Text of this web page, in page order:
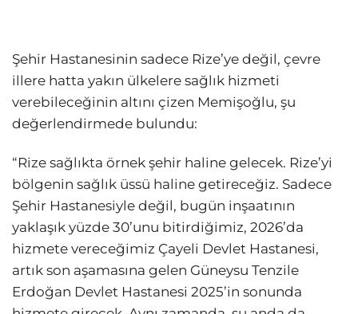
Şehir Hastanesinin sadece Rize’ye değil, çevre
illere hatta yakın ülkelere sağlık hizmeti
verebileceğinin altını çizen Memişoğlu, şu
değerlendirmede bulundu:
“Rize sağlıkta örnek şehir haline gelecek. Rize’yi
bölgenin sağlık üssü haline getireceğiz. Sadece
Şehir Hastanesiyle değil, bugün inşaatının
yaklaşık yüzde 30’unu bitirdiğimiz, 2026’da
hizmete vereceğimiz Çayeli Devlet Hastanesi,
artık son aşamasına gelen Güneysu Tenzile
Erdoğan Devlet Hastanesi 2025’in sonunda